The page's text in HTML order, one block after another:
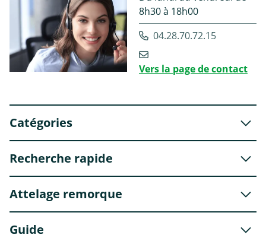
8h30 à 18h00
04.28.70.72.15
Vers la page de contact
Catégories
Recherche rapide
Attelage remorque
Guide